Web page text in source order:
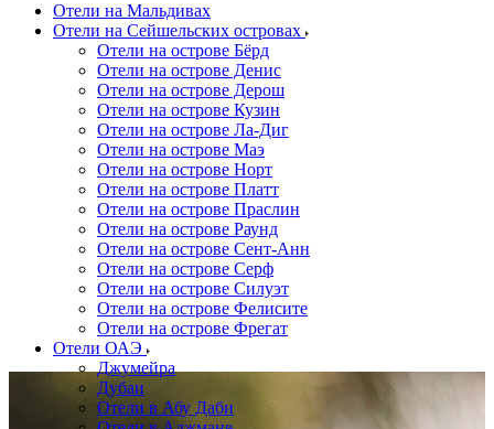
Отели на Мальдивах
Отели на Сейшельских островах
Отели на острове Бёрд
Отели на острове Денис
Отели на острове Дерош
Отели на острове Кузин
Отели на острове Ла-Диг
Отели на острове Маэ
Отели на острове Норт
Отели на острове Платт
Отели на острове Праслин
Отели на острове Раунд
Отели на острове Сент-Анн
Отели на острове Серф
Отели на острове Силуэт
Отели на острове Фелисите
Отели на острове Фрегат
Отели ОАЭ
Джумейра
Дубаи
Отели в Абу Даби